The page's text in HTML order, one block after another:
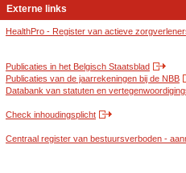
Externe links
HealthPro - Register van actieve
Publicaties in het Belgisch Staatsblad
Publicaties van de jaarrekeningen bij de NBB
Databank van statuten en
Check inhoudingsplicht
Centraal register van bestuursverboden -